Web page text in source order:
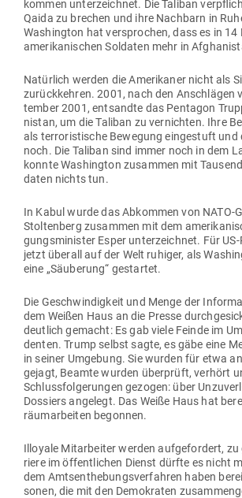
kommen unter­zeichnet. Die Taliban
Qaida zu brechen und ihre Nachbarn in
Washington hat ver­sprochen, dass es in 14
ame­ri­ka­ni­schen Sol­daten mehr in
Natürlich werden die Ame­ri­kaner nicht als
zurück­kehren. 2001, nach den Anschlägen
tember 2001, ent­sandte das Pen­tagon
nistan, um die Taliban zu ver­nichten. Ihre
als ter­ro­ris­tische Bewegung ein­ge­stuft und
noch. Die Taliban sind immer noch in dem
konnte Washington zusammen mit
daten nichts tun.
In Kabul wurde das Abkommen von NATO-
Stol­tenberg zusammen mit dem
gungs­mi­nister Esper unter­zeichnet. Für
jetzt überall auf der Welt ruhiger, als
eine „Säu­berung“ gestartet.
Die Geschwin­digkeit und Menge der
dem Weißen Haus an die Presse
deutlich gemacht: Es gab viele Feinde im
denten. Trump selbst sagte, es gäbe eine
in seiner Umgebung. Sie wurden für etwa
gejagt, Beamte wurden über­prüft, verhört
Schluss­fol­ge­rungen gezogen: über
Dos­siers angelegt. Das Weiße Haus hat
räum­ar­beiten begonnen.
Illoyale Mit­ar­beiter werden auf­ge­fordert, zu
riere im öffent­lichen Dienst dürfte es nicht
dem Amts­ent­he­bungs­ver­fahren haben
sonen, die mit den Demo­kraten